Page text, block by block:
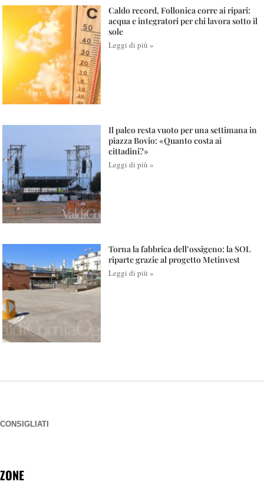
Caldo record, Follonica corre ai ripari:
acqua e integratori per chi lavora sotto il
sole
Leggi di più »
Il palco resta vuoto per una settimana in
piazza Bovio: «Quanto costa ai
cittadini?»
Leggi di più »
Torna la fabbrica dell’ossigeno: la SOL
riparte grazie al progetto Metinvest
Leggi di più »
CONSIGLIATI
ZONE